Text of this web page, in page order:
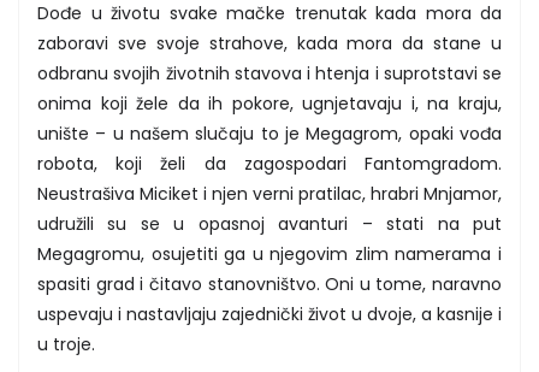
Dođe u životu svake mačke trenutak kada mora da
zaboravi sve svoje strahove, kada mora da stane u
odbranu svojih životnih stavova i htenja i suprotstavi se
onima koji žele da ih pokore, ugnjetavaju i, na kraju,
unište – u našem slučaju to je Megagrom, opaki vođa
robota, koji želi da zagospodari Fantomgradom.
Neustrašiva Miciket i njen verni pratilac, hrabri Mnjamor,
udružili su se u opasnoj avanturi – stati na put
Megagromu, osujetiti ga u njegovim zlim namerama i
spasiti grad i čitavo stanovništvo. Oni u tome, naravno
uspevaju i nastavljaju zajednički život u dvoje, a kasnije i
u troje.